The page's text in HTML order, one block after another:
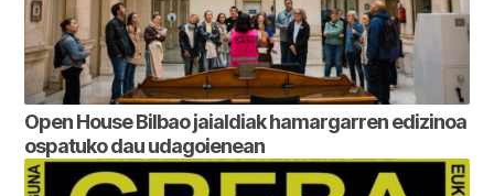
Open House Bilbao jaialdiak hamargarren edizinoa
ospatuko dau udagoienean